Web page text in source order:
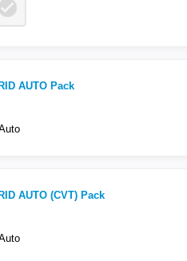
AUTO Pack
AUTO (CVT) Pack